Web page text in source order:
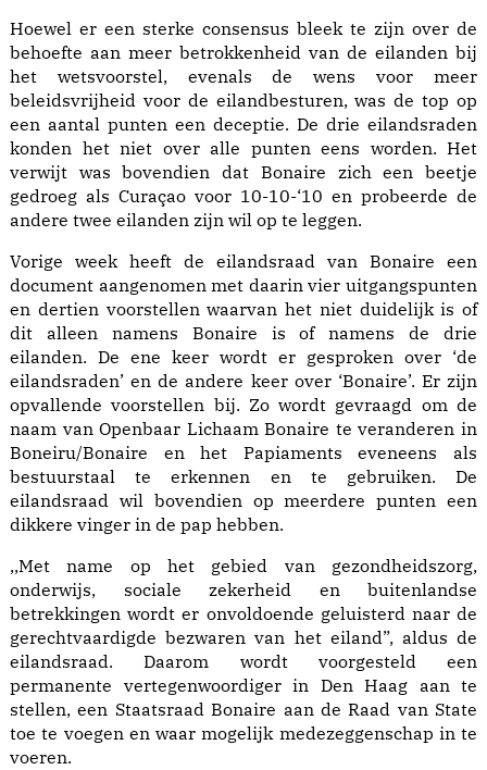
Hoewel er een sterke consensus bleek te zijn over de
behoefte aan meer betrokkenheid van de eilanden bij
het wetsvoorstel, evenals de wens voor meer
beleidsvrijheid voor de eilandbesturen, was de top op
een aantal punten een deceptie. De drie eilandsraden
konden het niet over alle punten eens worden. Het
verwijt was bovendien dat Bonaire zich een beetje
gedroeg als Curaçao voor 10-10-‘10 en probeerde de
andere twee eilanden zijn wil op te leggen.
Vorige week heeft de eilandsraad van Bonaire een
document aangenomen met daarin vier uitgangspunten
en dertien voorstellen waarvan het niet duidelijk is of
dit alleen namens Bonaire is of namens de drie
eilanden. De ene keer wordt er gesproken over ‘de
eilandsraden’ en de andere keer over ‘Bonaire’. Er zijn
opvallende voorstellen bij. Zo wordt gevraagd om de
naam van Openbaar Lichaam Bonaire te veranderen in
Boneiru/Bonaire en het Papiaments eveneens als
bestuurstaal te erkennen en te gebruiken. De
eilandsraad wil bovendien op meerdere punten een
dikkere vinger in de pap hebben.
,,Met name op het gebied van gezondheidszorg,
onderwijs, sociale zekerheid en buitenlandse
betrekkingen wordt er onvoldoende geluisterd naar de
gerechtvaardigde bezwaren van het eiland”, aldus de
eilandsraad. Daarom wordt voorgesteld een
permanente vertegenwoordiger in Den Haag aan te
stellen, een Staatsraad Bonaire aan de Raad van State
toe te voegen en waar mogelijk medezeggenschap in te
voeren.